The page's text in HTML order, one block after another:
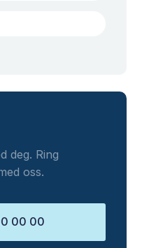
deg. Ring
oss.
00 00